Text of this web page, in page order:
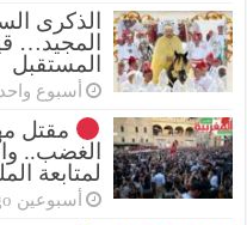
الذكرى
المجيد…
المستقبل
أسبوع واحد ago
مقتل
الغضب..
لمتابعة
أسبوعين ago